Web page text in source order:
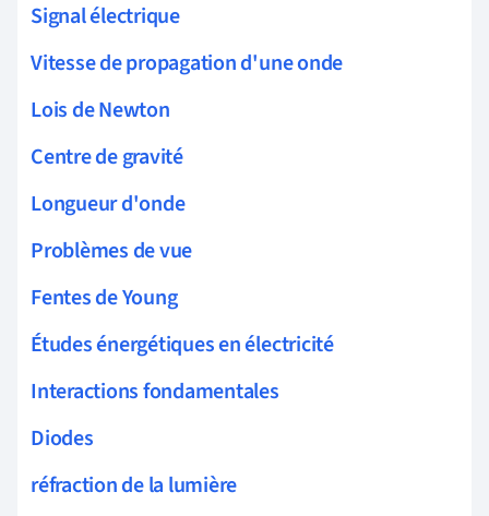
Signal électrique
Vitesse de propagation d'une onde
Lois de Newton
Centre de gravité
Longueur d'onde
Problèmes de vue
Fentes de Young
Études énergétiques en électricité
Interactions fondamentales
Diodes
réfraction de la lumière